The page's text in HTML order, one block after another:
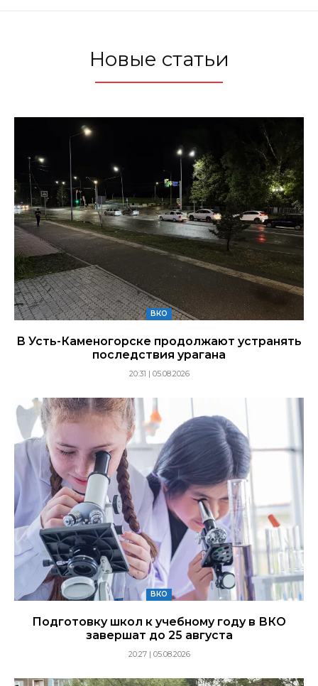
Новые статьи
ВКО
В Усть-Каменогорске продолжают устранять
последствия урагана
20:31 | 05.08.2026
ВКО
Подготовку школ к учебному году в ВКО
завершат до 25 августа
20:27 | 05.08.2026